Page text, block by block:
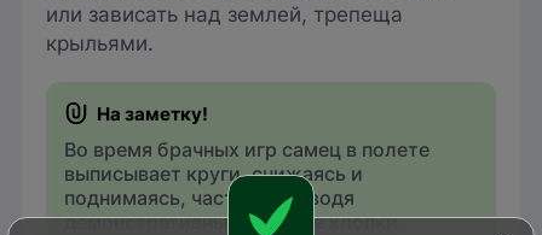
или зависать над землей, трепеща
крыльями.
Во время брачных игр самец в полете
выписывает круги, снижаясь и
поднимаясь, часто производя
демонстративные громкие хлопки